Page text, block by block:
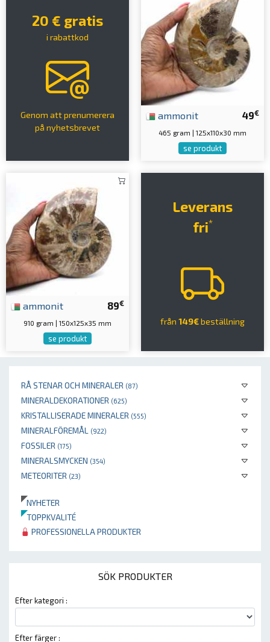
RÅ STENAR OCH MINERALER (87)
MINERALDEKORATIONER (625)
KRISTALLISERADE MINERALER (555)
MINERALFÖREMÅL (922)
FOSSILER (175)
MINERALSMYCKEN (354)
METEORITER (23)
NYHETER
TOPPKVALITÉ
PROFESSIONELLA PRODUKTER
SÖK PRODUKTER
Efter kategori :
Efter färger :
20 € gratis
i rabattkod
Genom att prenumerera
på nyhetsbrevet
49€
ammonit
465 gram | 125x110x30 mm
se produkt
89€
ammonit
910 gram | 150x125x35 mm
se produkt
Leverans
fri*
från 149€beställning